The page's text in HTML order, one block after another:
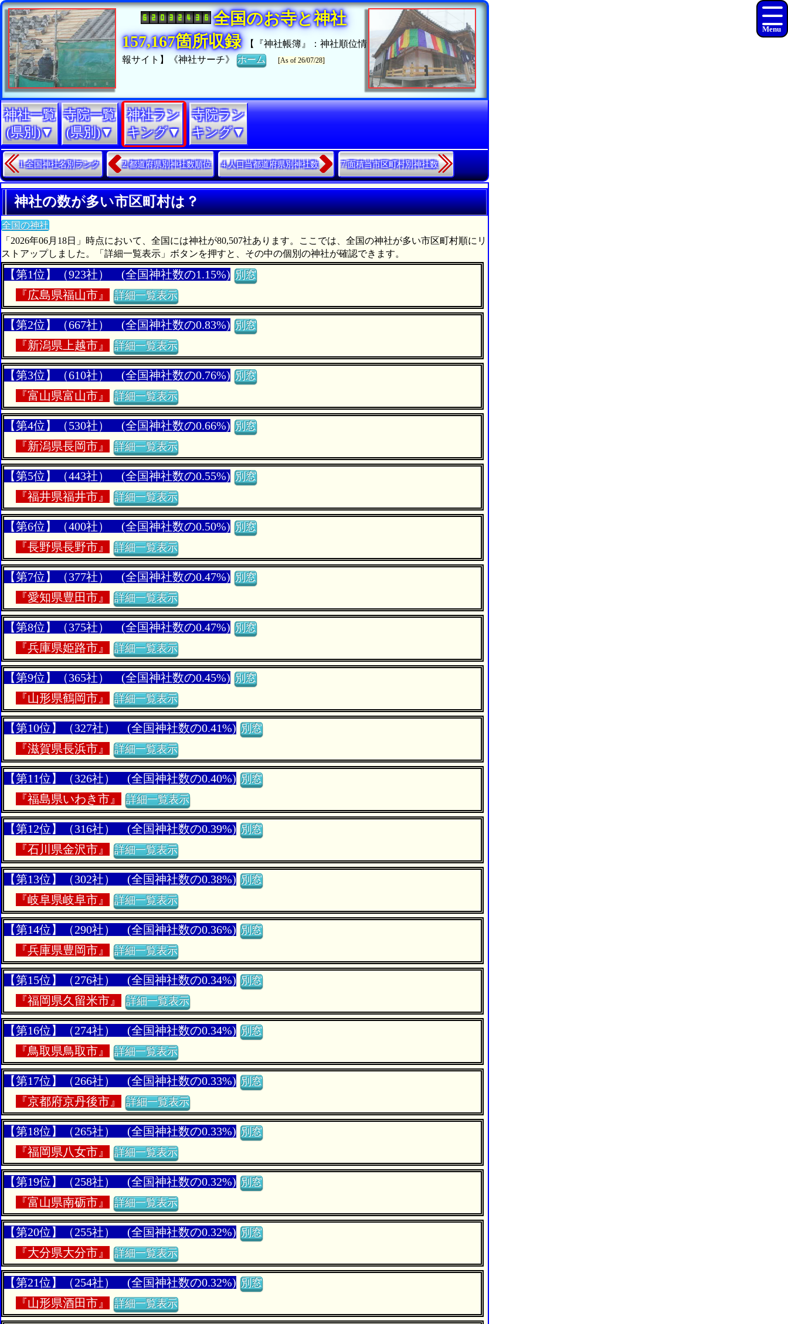
全国のお寺と神社
157,167箇所収録
【『神社帳簿』：神社順位情
報サイト】《神社サーチ》ホーム [As of 26/07/28]
神社一覧
(県別)▼
寺院一覧
(県別)▼
神社ラン
キング▼
寺院ラン
キング▼
1.全国神社名別ランク 2.都道府県別神社数順位 4.人口当都道府県別神社数 7.面積当市区町村別神社数
神社の数が多い市区町村は？
全国の神社
「2026年06月18日」時点において、全国には神社が80,507社あります。ここでは、全国の神社が多い市区町村順にリ
ストアップしました。「詳細一覧表示」ボタンを押すと、その中の個別の神社が確認できます。
【第1位】（923社） (全国神社数の1.15%) 別窓
『広島県福山市』 詳細一覧表示
【第2位】（667社） (全国神社数の0.83%) 別窓
『新潟県上越市』 詳細一覧表示
【第3位】（610社） (全国神社数の0.76%) 別窓
『富山県富山市』 詳細一覧表示
【第4位】（530社） (全国神社数の0.66%) 別窓
『新潟県長岡市』 詳細一覧表示
【第5位】（443社） (全国神社数の0.55%) 別窓
『福井県福井市』 詳細一覧表示
【第6位】（400社） (全国神社数の0.50%) 別窓
『長野県長野市』 詳細一覧表示
【第7位】（377社） (全国神社数の0.47%) 別窓
『愛知県豊田市』 詳細一覧表示
【第8位】（375社） (全国神社数の0.47%) 別窓
『兵庫県姫路市』 詳細一覧表示
【第9位】（365社） (全国神社数の0.45%) 別窓
『山形県鶴岡市』 詳細一覧表示
【第10位】（327社） (全国神社数の0.41%) 別窓
『滋賀県長浜市』 詳細一覧表示
【第11位】（326社） (全国神社数の0.40%) 別窓
『福島県いわき市』 詳細一覧表示
【第12位】（316社） (全国神社数の0.39%) 別窓
『石川県金沢市』 詳細一覧表示
【第13位】（302社） (全国神社数の0.38%) 別窓
『岐阜県岐阜市』 詳細一覧表示
【第14位】（290社） (全国神社数の0.36%) 別窓
『兵庫県豊岡市』 詳細一覧表示
【第15位】（276社） (全国神社数の0.34%) 別窓
『福岡県久留米市』 詳細一覧表示
【第16位】（274社） (全国神社数の0.34%) 別窓
『鳥取県鳥取市』 詳細一覧表示
【第17位】（266社） (全国神社数の0.33%) 別窓
『京都府京丹後市』 詳細一覧表示
【第18位】（265社） (全国神社数の0.33%) 別窓
『福岡県八女市』 詳細一覧表示
【第19位】（258社） (全国神社数の0.32%) 別窓
『富山県南砺市』 詳細一覧表示
【第20位】（255社） (全国神社数の0.32%) 別窓
『大分県大分市』 詳細一覧表示
【第21位】（254社） (全国神社数の0.32%) 別窓
『山形県酒田市』 詳細一覧表示